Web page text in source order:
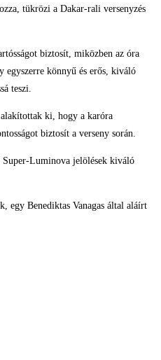
tükrözi a Dakar-rali versenyzés
biztosít, miközben az óra
egyszerre könnyű és erős, kiváló
teszi.
ki, hogy a karóra
biztosít a verseny során.
Super-Luminova jelölések kiváló
egy Benediktas Vanagas által aláírt